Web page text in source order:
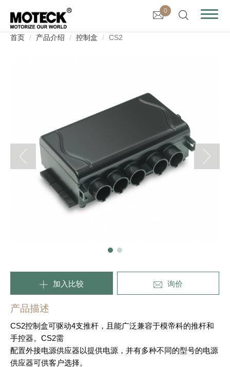
0
首页 产品介绍 控制盒 CS2
加入比较 询价
产品描述
CS2控制盒可驱动4支推杆，且能广泛兼容于模帝科的推杆和
手控器。CS2需
配置外接电源供应器以提供电源，并有多种不同的型号的电源
供应器可供客户选择。